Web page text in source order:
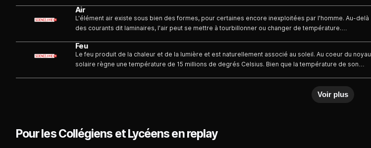
est aussi une surface solide qui varie de consistance et de composition telle la pierre ou l'argile.
Air
L'élément air existe sous bien des formes, pour certaines encore inexploitées par l'homme. Au-delà
des courants dit laminaires, l'air peut se mettre à tourbillonner ou changer de température.
d'air pour réinventer notre manière de se déplacer, de produire de l'électricité, de transporter les
marchandises.
Feu
Le feu produit de la chaleur et de la lumière et est naturellement associé au soleil. Au coeur du noyau
solaire règne une température de 15 millions de degrés Celsius. Bien que la température de son
Voir plus
Pour les Collégiens et Lycéens en replay